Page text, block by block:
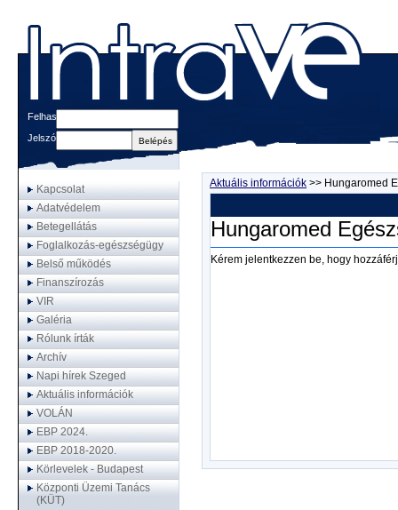
Felhasználónév
Jelszó
Kapcsolat
Adatvédelem
Betegellátás
Foglalkozás-egészségügy
Belső működés
Finanszírozás
VIR
Galéria
Rólunk írták
Archív
Napi hírek Szeged
Aktuális információk
VOLÁN
EBP 2024.
EBP 2018-2020.
Körlevelek - Budapest
Központi Üzemi Tanács
(KÜT)
Aktuális információk >> Hungaromed
Hungaromed
Kérem jelentkezzen be, hogy